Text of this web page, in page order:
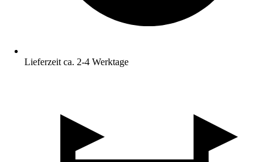
Lieferzeit ca. 2-4 Werktage